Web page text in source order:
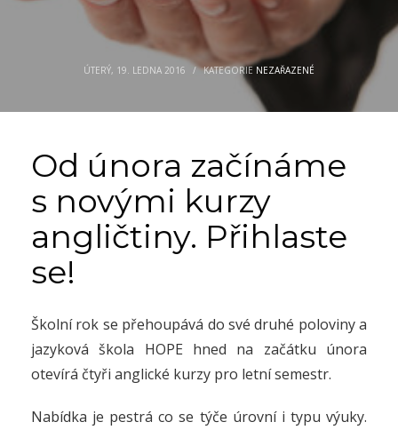
ÚTERÝ, 19. LEDNA 2016 / KATEGORIE NEZAŘAZENÉ
Od února začínáme
s novými kurzy
angličtiny. Přihlaste
se!
Školní rok se přehoupává do své druhé poloviny a
jazyková škola HOPE hned na začátku února
otevírá čtyři anglické kurzy pro letní semestr.
Nabídka je pestrá co se týče úrovní i typu výuky.